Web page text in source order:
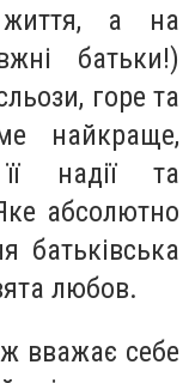
а на
батьки!)
горе та
найкраще,
надії та
абсолютно
батьківська
любов.
вважає себе